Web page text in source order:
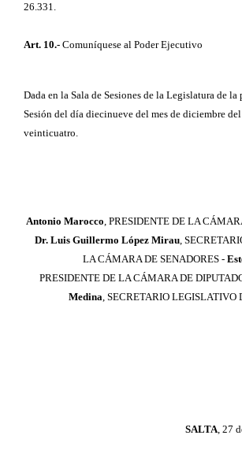
26.331.
Art. 10.- Comuníquese al Poder Ejecutivo
Dada en la Sala de Sesiones de la Legislatura de
Sesión del día diecinueve del mes de diciembre
veinticuatro.
Antonio Marocco, PRESIDENTE DE LA
Dr. Luis Guillermo López Mirau,
LA CÁMARA DE SENADORES -
PRESIDENTE DE LA CÁMARA DE
Medina, SECRETARIO LEGISLATIVO
SALTA, 27